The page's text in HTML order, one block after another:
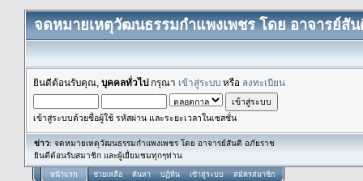
จดหมายเหตุวัฒนธรรมกำแพงเพชร โดย อาจารย์สั
ยินดีต้อนรับคุณ, บุคคลทั่วไปกรุณา เข้าสู่ระบบ หรือ ลงทะเบียน
เข้าสู่ระบบด้วยชื่อผู้ใช้ รหัสผ่าน และระยะเวลาในเซสชั่น
ข่าว: จดหมายเหตุวัฒนธรรมกำแพงเพชร โดย อาจารย์สันติ อภัยราช
ยินดีต้อนรับสมาชิก และผู้เยื่ยมชมทุกๆท่าน
หน้าแรก ช่วยเหลือ ค้นหา ปฏิทิน เข้าสู่ระบบ สมัครสมาชิก